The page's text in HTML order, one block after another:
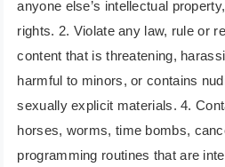
anyone else’s intellectual
rights. 2. Violate any law, rule or
content that is threatening,
harmful to minors, or contains
sexually explicit materials. 4.
horses, worms, time bombs,
programming routines that are